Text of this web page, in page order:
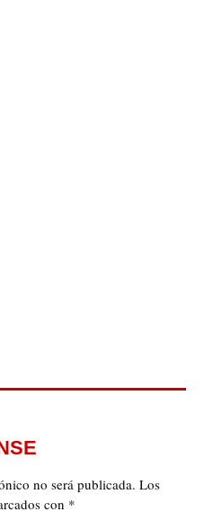
no será publicada. Los
con *